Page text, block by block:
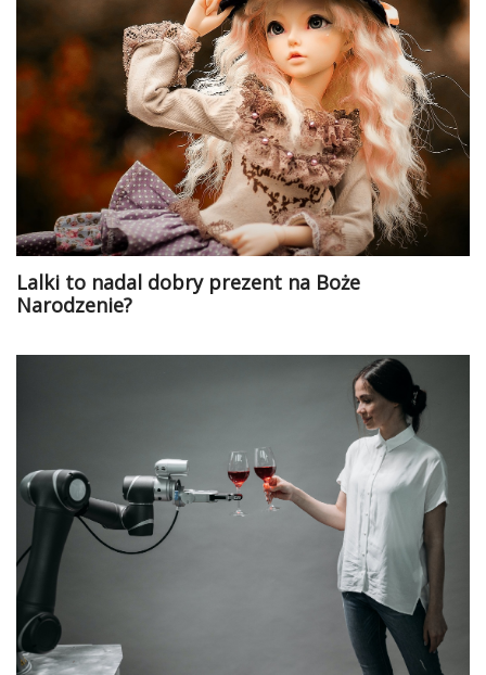
Lalki to nadal dobry prezent na Boże
Narodzenie?